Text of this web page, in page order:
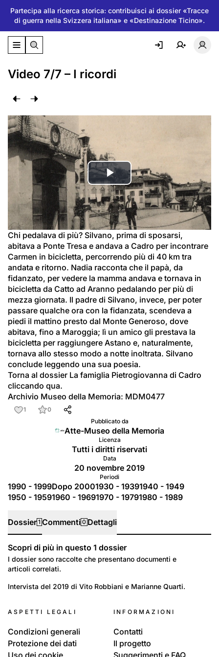
Partecipa alla ricerca storica: contribuisci ai dossier «Tracce
di guerra nella Svizzera italiana» e «Destinazione Ticino».
Attiva/disattiva il menu di navigazione
Video 7/7 – I ricordi
Riproduci
il
video
Chi pedalava di più? Silvano, prima di sposarsi,
abitava a Ponte Tresa e andava a Cadro per incontrare
Carmen in bicicletta, percorrendo più di 40 km tra
andata e ritorno. Nadia racconta che il papà, da
fidanzato, per vedere la mamma andava e tornava in
bicicletta da Catto ad Aranno pedalando per più di
mezza giornata. Il padre di Silvano, invece, per poter
passare qualche ora con la fidanzata, scendeva a
piedi il mattino presto dal Monte Generoso, dove
abitava, fino a Maroggia; lì un amico gli prestava la
bicicletta per raggiungere Astano e, naturalmente,
tornava allo stesso modo a notte inoltrata. Silvano
conclude leggendo una sua poesia.
Torna al dossier La famiglia Pietrogiovanna di Cadro
cliccando qua.
Archivio Museo della Memoria: MDM0477
1
0
Pubblicato da
Atte-Museo della Memoria
Licenza
Tutti i diritti riservati
Data
20 novembre 2019
Periodi
1990 - 1999Dopo 20001930 - 19391940 - 1949
1950 - 19591960 - 19691970 - 19791980 - 1989
Dossier 1 Commenti 0 Dettagli
Dossier
Scopri di più in questo 1 dossier
I dossier sono raccolte che presentano documenti e
articoli correlati.
Ritratti: Una vita
Intervista del 2019 di Vito Robbiani e Marianne Quarti.
ASPETTI LEGALI
Condizioni generali
Protezione dei dati
Uso dei cookie
INFORMAZIONI
Contatti
Il progetto
Suggerimenti e FAQ